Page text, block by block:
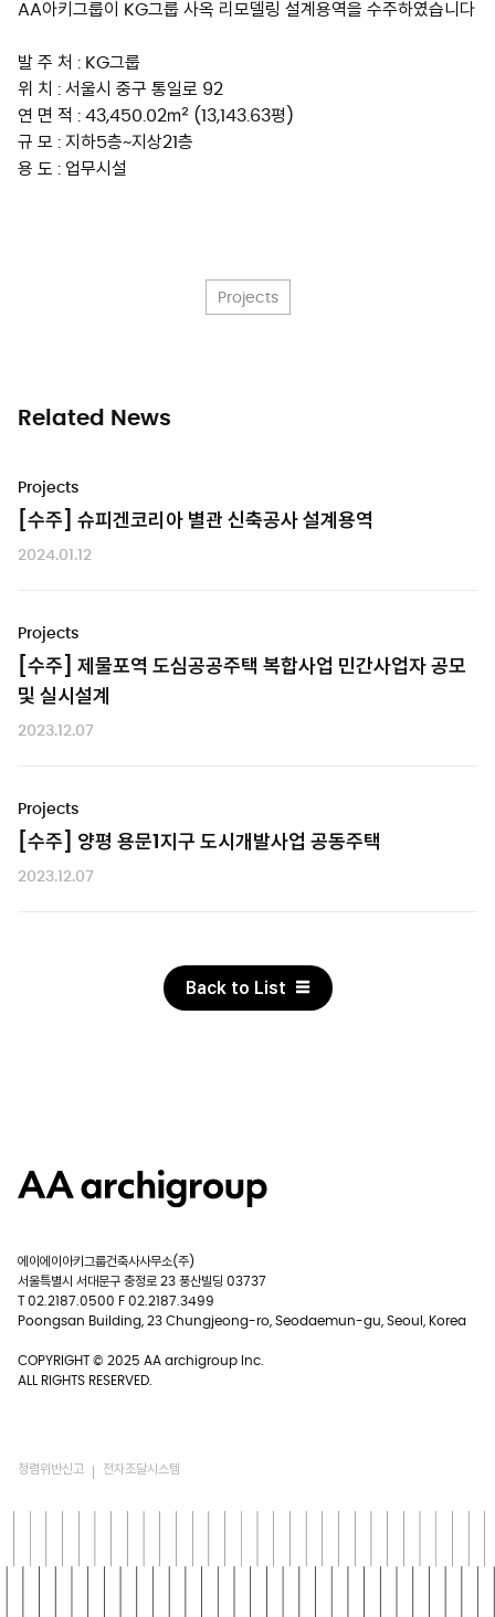
AA아키그룹이 KG그룹 사옥 리모델링 설계용역을 수주하였습니다
발 주 처 : KG그룹
위 치 : 서울시 중구 통일로 92
연 면 적 : 43,450.02㎡ (13,143.63평)
규 모 : 지하5층~지상21층
용 도 : 업무시설
Projects
Related News
Projects
2024.01.12
[수주] 슈피겐코리아 별관 신축공사 설계용역
Projects
2023.12.07
[수주] 제물포역 도심공공주택 복합사업 민간사업자 공모
및 실시설계
Projects
2023.12.07
[수주] 양평 용문1지구 도시개발사업 공동주택
Back to List
에이에이아키그룹건축사사무소(주)
서울특별시 서대문구 충정로 23 풍산빌딩 03737
T 02.2187.0500 F 02.2187.3499
Poongsan Building, 23 Chungjeong-ro, Seodaemun-gu, Seoul, Korea
COPYRIGHT © 2025 AA archigroup Inc.
ALL RIGHTS RESERVED.
청렴위반신고 전자조달시스템